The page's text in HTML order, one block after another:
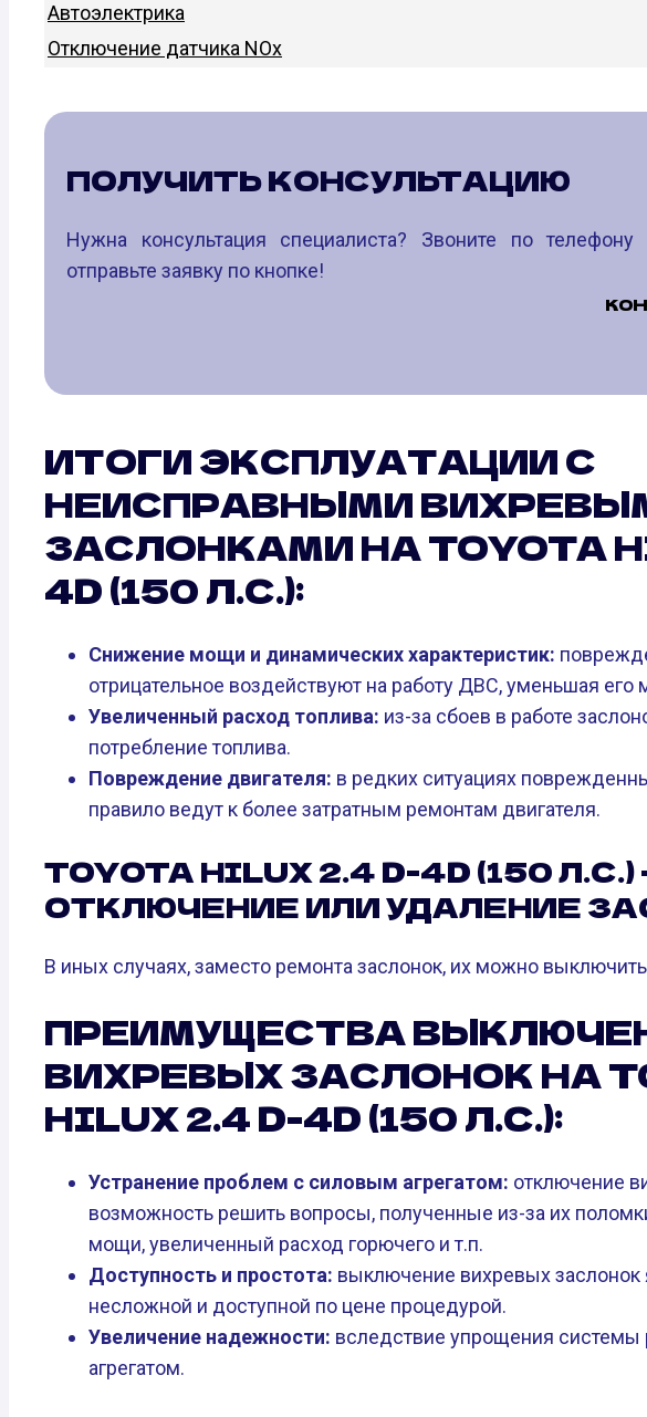
Автоэлектрика
Отключение датчика NOx
ПОЛУЧИТЬ КОНСУЛЬТАЦИЮ
Нужна консультация специалиста? Звоните по телефону
отправьте заявку по кнопке!
ИТОГИ ЭКСПЛУАТАЦИИ С
НЕИСПРАВНЫМИ
ЗАСЛОНКАМИ НА TOYOTA
4D (150 Л.С.):
Снижение мощи и динамических характеристик:
отрицательное воздействуют на работу ДВС, уменьшая
Увеличенный расход топлива: из-за сбоев в работе
потребление топлива.
Повреждение двигателя: в редких ситуациях
правило ведут к более затратным ремонтам двигателя.
TOYOTA HILUX 2.4 D-4D (150 Л.С.)
ОТКЛЮЧЕНИЕ ИЛИ УДАЛЕНИЕ
В иных случаях, заместо ремонта заслонок, их можно
ПРЕИМУЩЕСТВА
ВИХРЕВЫХ ЗАСЛОНОК НА
HILUX 2.4 D-4D (150 Л.С.):
Устранение проблем с силовым агрегатом: отключение
возможность решить вопросы, полученные из-за их
мощи, увеличенный расход горючего и т.п.
Доступность и простота: выключение вихревых заслонок
несложной и доступной по цене процедурой.
Увеличение надежности: вследствие упрощения системы
агрегатом.